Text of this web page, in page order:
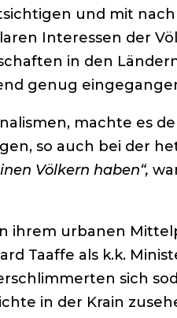
und mit
Interessen der
in den
genug
machte es
so auch bei der
Völkern haben“,
ihrem urbanen
Taaffe als k.k.
sich
in der Krain